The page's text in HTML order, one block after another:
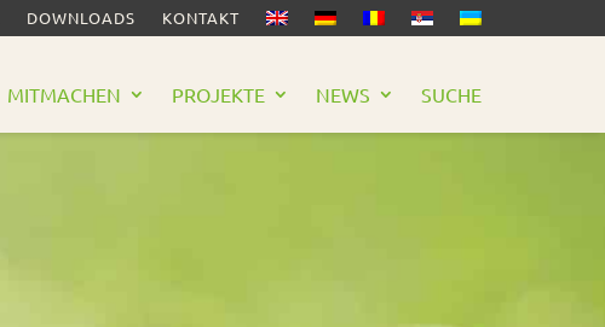
DOWNLOADS KONTAKT
MITMACHEN PROJEKTE NEWS SUCHE